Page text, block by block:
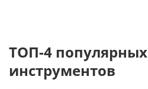
ТОП-4 популярных
инструментов